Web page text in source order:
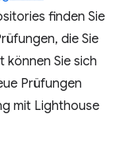
finden Sie
die Sie
Sie sich
Prüfungen
mit Lighthouse